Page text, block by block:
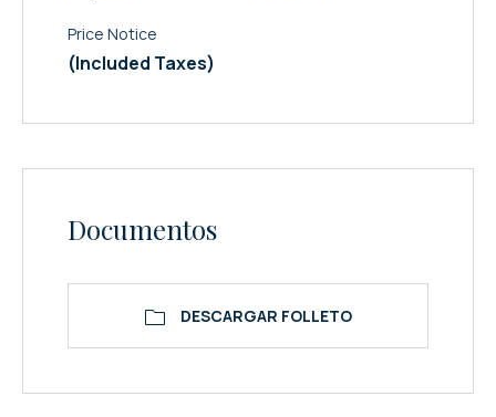
Price Notice
(Included Taxes)
Documentos
DESCARGAR FOLLETO